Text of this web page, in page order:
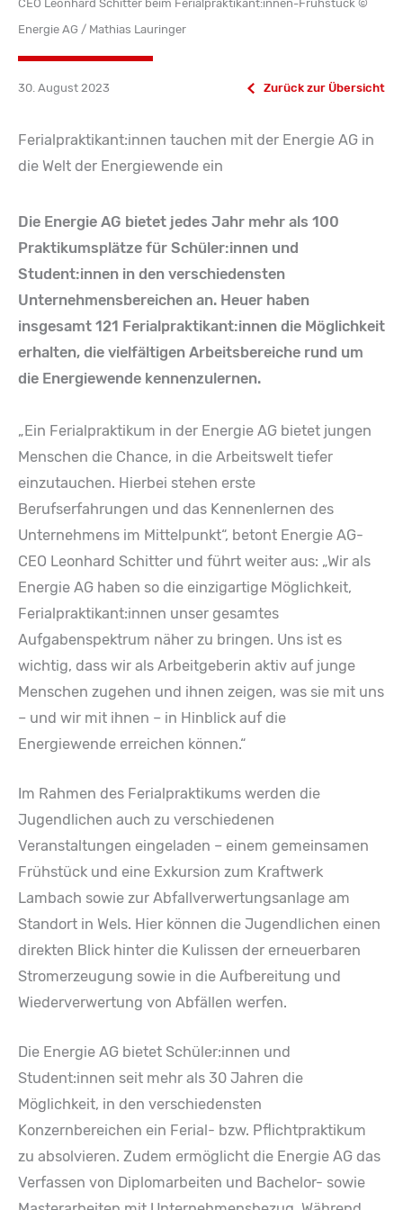
CEO Leonhard Schitter beim Ferialpraktikant:innen-Frühstück ©
Energie AG / Mathias Lauringer
30. August 2023 Zurück zur Übersicht
Ferialpraktikant:innen tauchen mit der Energie AG in
die Welt der Energiewende ein
Die Energie AG bietet jedes Jahr mehr als 100
Praktikumsplätze für Schüler:innen und
Student:innen in den verschiedensten
Unternehmensbereichen an. Heuer haben
insgesamt 121 Ferialpraktikant:innen die Möglichkeit
erhalten, die vielfältigen Arbeitsbereiche rund um
die Energiewende kennenzulernen.
„Ein Ferialpraktikum in der Energie AG bietet jungen
Menschen die Chance, in die Arbeitswelt tiefer
einzutauchen. Hierbei stehen erste
Berufserfahrungen und das Kennenlernen des
Unternehmens im Mittelpunkt“, betont Energie AG-
CEO Leonhard Schitter und führt weiter aus: „Wir als
Energie AG haben so die einzigartige Möglichkeit,
Ferialpraktikant:innen unser gesamtes
Aufgabenspektrum näher zu bringen. Uns ist es
wichtig, dass wir als Arbeitgeberin aktiv auf junge
Menschen zugehen und ihnen zeigen, was sie mit uns
– und wir mit ihnen – in Hinblick auf die
Energiewende erreichen können.“
Im Rahmen des Ferialpraktikums werden die
Jugendlichen auch zu verschiedenen
Veranstaltungen eingeladen – einem gemeinsamen
Frühstück und eine Exkursion zum Kraftwerk
Lambach sowie zur Abfallverwertungsanlage am
Standort in Wels. Hier können die Jugendlichen einen
direkten Blick hinter die Kulissen der erneuerbaren
Stromerzeugung sowie in die Aufbereitung und
Wiederverwertung von Abfällen werfen.
Die Energie AG bietet Schüler:innen und
Student:innen seit mehr als 30 Jahren die
Möglichkeit, in den verschiedensten
Konzernbereichen ein Ferial- bzw. Pflichtpraktikum
zu absolvieren. Zudem ermöglicht die Energie AG das
Verfassen von Diplomarbeiten und Bachelor- sowie